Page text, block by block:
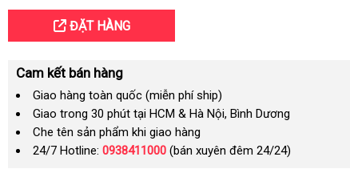
ĐẶT HÀNG
Cam kết bán hàng
Giao hàng toàn quốc (miễn phí ship)
Giao trong 30 phút tại HCM & Hà Nội, Bình Dương
Che tên sản phẩm khi giao hàng
24/7 Hotline: 0938411000 (bán xuyên đêm 24/24)